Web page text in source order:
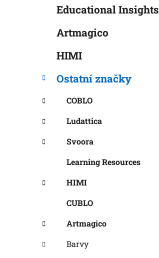
p
n
l
Educational Insights
Artmagico
HIMI
Ostatní značky
COBLO
Ludattica
Svoora
Learning Resources
HIMI
CUBLO
Artmagico
Barvy